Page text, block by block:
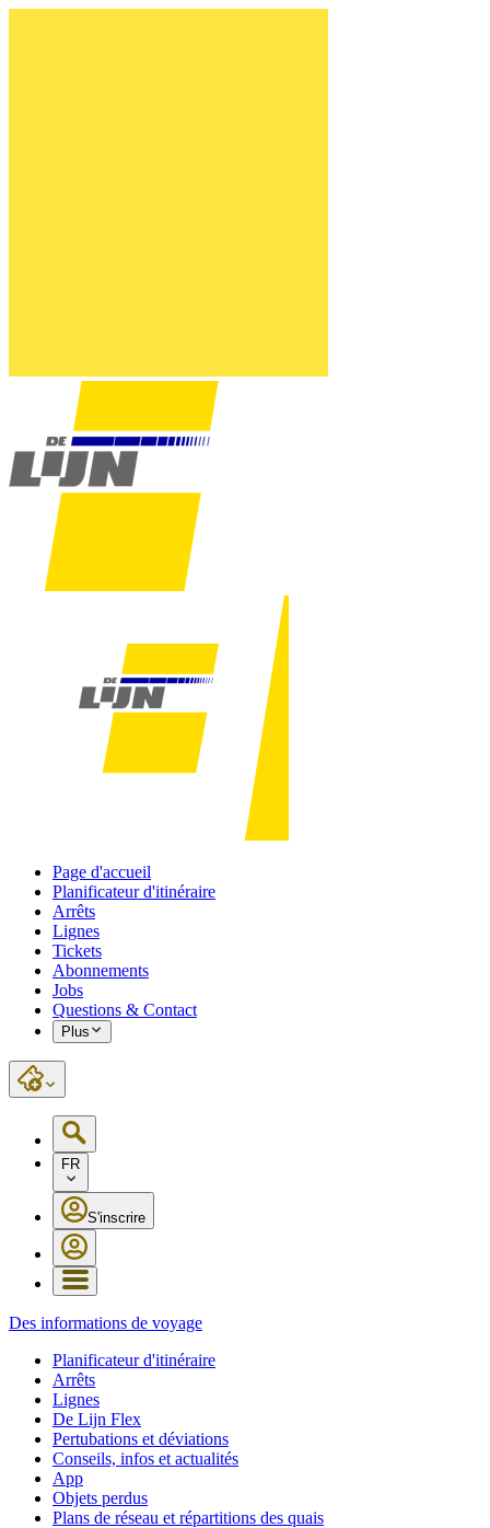
Page d'accueil
Planificateur d'itinéraire
Arrêts
Lignes
Tickets
Abonnements
Jobs
Questions & Contact
Plus
FR
S'inscrire
Des informations de voyage
Planificateur d'itinéraire
Arrêts
Lignes
De Lijn Flex
Pertubations et déviations
Conseils, infos et actualités
App
Objets perdus
Plans de réseau et répartitions des quais